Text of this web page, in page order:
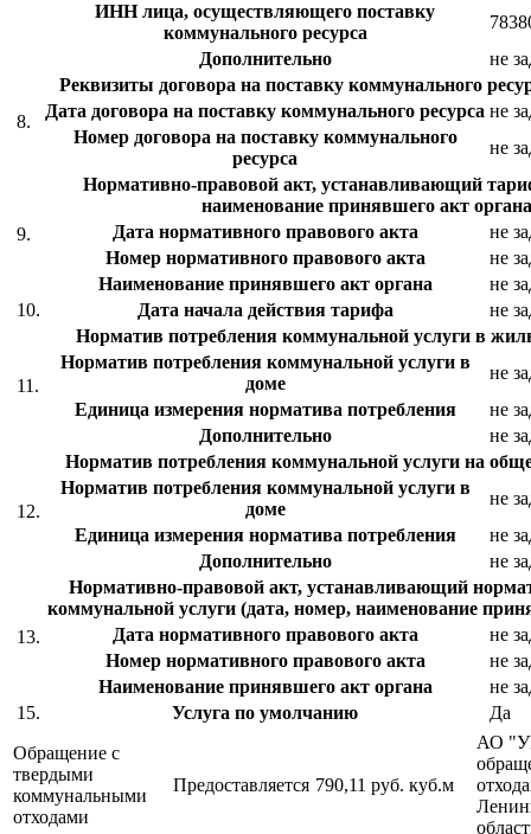
ИНН лица, осуществляющего поставку
коммунального ресурса
Дополнительно
не
8.
Реквизиты договора на поставку коммунального
Дата договора на поставку коммунального ресурса не
Номер договора на поставку коммунального
ресурса
не
9.
Нормативно-правовой акт, устанавливающий
наименование принявшего акт
Дата нормативного правового акта
не
Номер нормативного правового акта
не
Наименование принявшего акт органа
не
10.
Дата начала действия тарифа не
11.
Норматив потребления коммунальной услуги в
Норматив потребления коммунальной услуги в
доме
не
Единица измерения норматива потребления
не
Дополнительно
не
12.
Норматив потребления коммунальной услуги на
Норматив потребления коммунальной услуги в
доме
не
Единица измерения норматива потребления
не
Дополнительно
не
13.
Нормативно-правовой акт, устанавливающий
коммунальной услуги (дата, номер, наименование
Дата нормативного правового акта
не
Номер нормативного правового акта
не
Наименование принявшего акт органа
не
15.
Услуга по умолчанию
Да
Обращение с
твердыми
коммунальными
отходами
Предоставляется 790,11 руб. куб.м
АО